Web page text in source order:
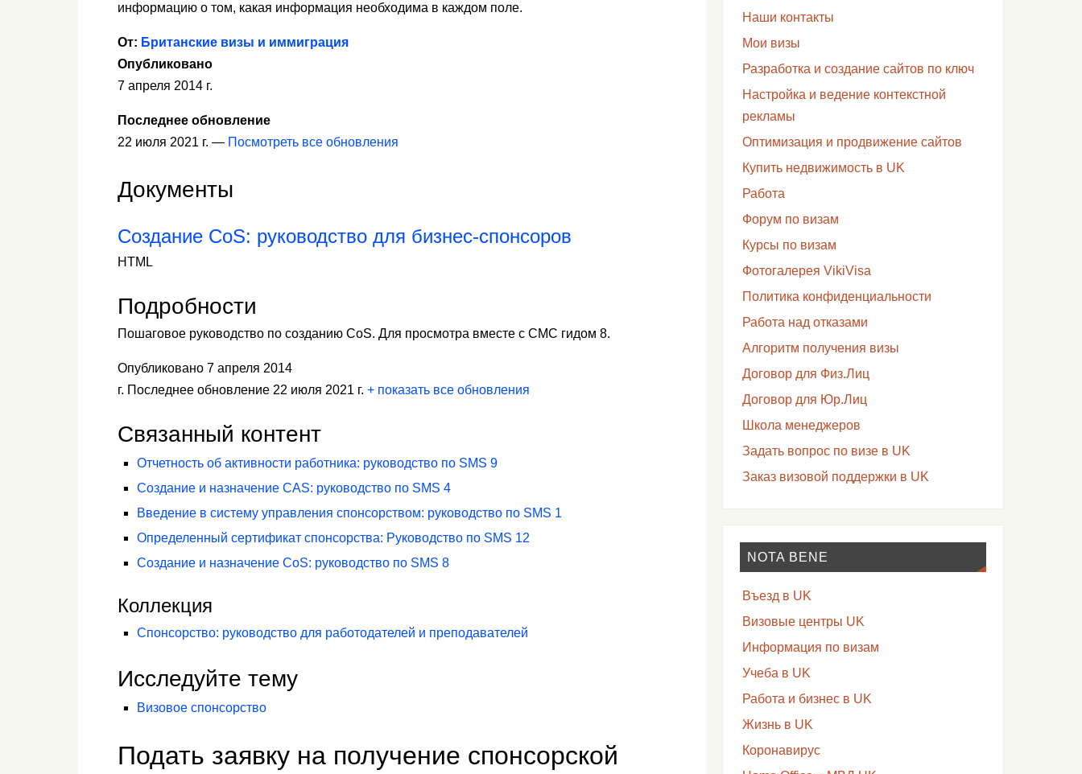
информацию о том, какая информация необходима в каждом поле.
От: Британские визы и иммиграция
Опубликовано
7 апреля 2014 г.
Последнее обновление
22 июля 2021 г. — Посмотреть все обновления
Документы
Создание CoS: руководство для бизнес-спонсоров
HTML
Подробности
Пошаговое руководство по созданию CoS. Для просмотра вместе с СМС гидом 8.
Опубликовано 7 апреля 2014
г. Последнее обновление 22 июля 2021 г. + показать все обновления
Связанный контент
Отчетность об активности работника: руководство по SMS 9
Создание и назначение CAS: руководство по SMS 4
Введение в систему управления спонсорством: руководство по SMS 1
Определенный сертификат спонсорства: Руководство по SMS 12
Создание и назначение CoS: руководство по SMS 8
Коллекция
Спонсорство: руководство для работодателей и преподавателей
Исследуйте тему
Визовое спонсорство
Подать заявку на получение спонсорской
Наши контакты
Мои визы
Разработка и создание сайтов по ключ
Настройка и ведение контекстной
рекламы
Оптимизация и продвижение сайтов
Купить недвижимость в UK
Работа
Форум по визам
Курсы по визам
Фотогалерея VikiVisa
Политика конфиденциальности
Работа над отказами
Алгоритм получения визы
Договор для Физ.Лиц
Договор для Юр.Лиц
Школа менеджеров
Задать вопрос по визе в UK
Заказ визовой поддержки в UK
NOTA BENE
Въезд в UK
Визовые центры UK
Информация по визам
Учеба в UK
Работа и бизнес в UK
Жизнь в UK
Коронавирус